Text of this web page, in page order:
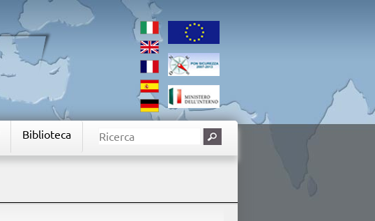
Biblioteca